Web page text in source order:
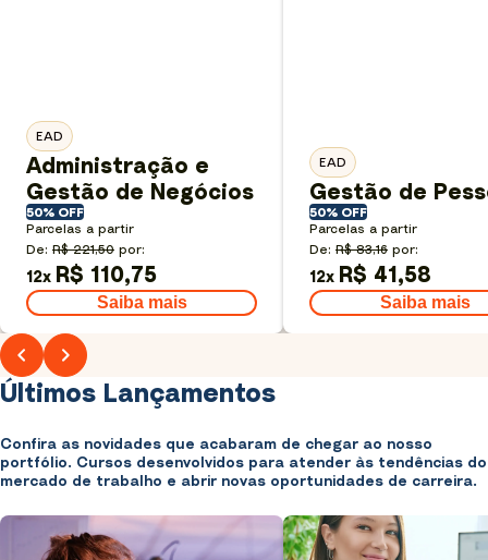
EAD
Administração e
Gestão de Negócios
50% OFF
Parcelas a partir
De: R$ 221,50 por:
12x R$ 110,75
Saiba mais
EAD
Gestão de
50% OFF
Parcelas a partir
De: R$ 83,16 por:
12x R$ 41,58
Saiba mais
Últimos Lançamentos
Confira as novidades que acabaram de chegar ao nosso
portfólio. Cursos desenvolvidos para atender às tendências do
mercado de trabalho e abrir novas oportunidades de carreira.